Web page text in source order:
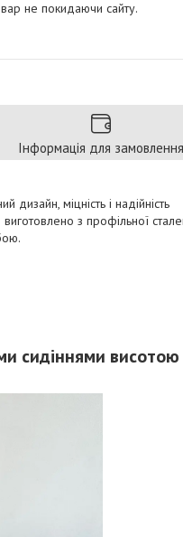
не покидаючи сайту.
Інформація для замовлення
міцність і надійність
виготовлено з профільної
сидіннями